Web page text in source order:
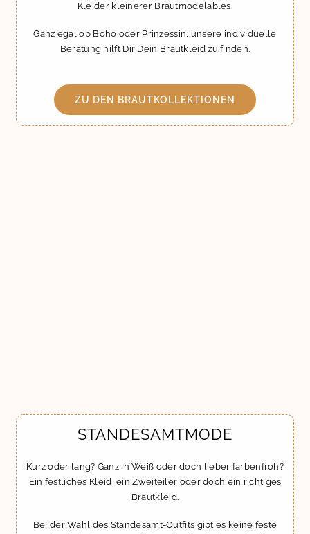
Kleider kleinerer Brautmodelables.
Ganz egal ob Boho oder Prinzessin, unsere individuelle
Beratung hilft Dir Dein Brautkleid zu finden.
ZU DEN BRAUTKOLLEKTIONEN
STANDESAMTMODE
Kurz oder lang? Ganz in Weiß oder doch lieber farbenfroh?
Ein festliches Kleid, ein Zweiteiler oder doch ein richtiges
Brautkleid.
Bei der Wahl des Standesamt-Outfits gibt es keine feste